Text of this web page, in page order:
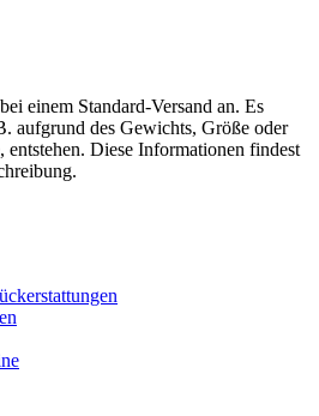
einem Standard-Versand an. Es
aufgrund des Gewichts, Größe oder
entstehen. Diese Informationen findest